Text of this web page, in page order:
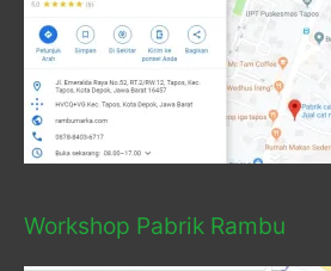
Workshop Pabrik Rambu